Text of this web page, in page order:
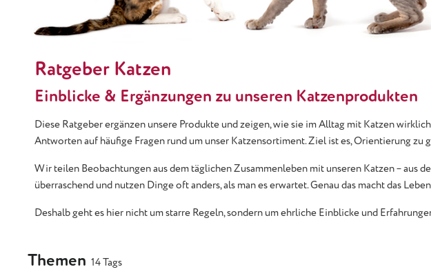
Ratgeber Katzen
Einblicke & Ergänzungen zu unseren Katzenprodukten
Diese Ratgeber ergänzen unsere Produkte und zeigen, wie sie im Alltag mit Katzen
Antworten auf häufige Fragen rund um unser Katzensortiment. Ziel ist es, Orientierung
Wir teilen Beobachtungen aus dem täglichen Zusammenleben mit unseren Katzen – aus
überraschend und nutzen Dinge oft anders, als man es erwartet. Genau das macht das
Deshalb geht es hier nicht um starre Regeln, sondern um ehrliche Einblicke und
Themen 14 Tags